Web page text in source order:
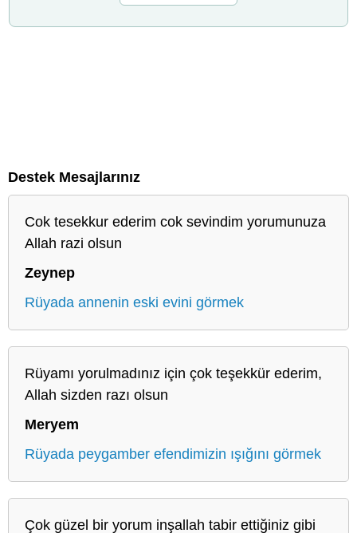
Destek Mesajlarınız
Cok tesekkur ederim cok sevindim yorumunuza
Allah razi olsun
Zeynep
Rüyada annenin eski evini görmek
Rüyamı yorulmadınız için çok teşekkür ederim,
Allah sizden razı olsun
Meryem
Rüyada peygamber efendimizin ışığını görmek
Çok güzel bir yorum inşallah tabir ettiğiniz gibi